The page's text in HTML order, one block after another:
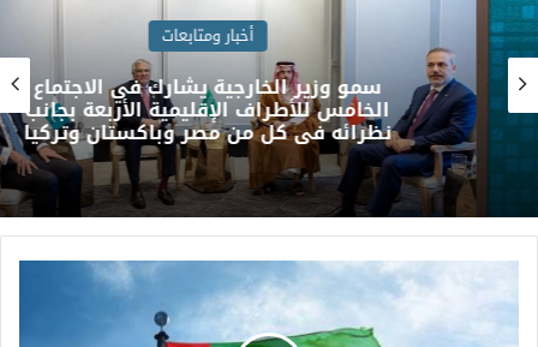
أخبار ومتابعات
سمو وزير الخارجية يشارك في الاجتماع
الخامس للأطراف الإقليمية الأربعة بجانب
نظرائه في كل من مصر وباكستان وتركيا